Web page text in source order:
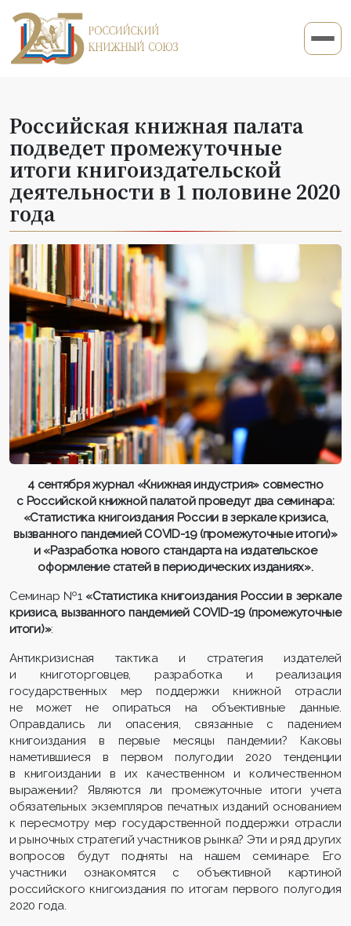
Российская книжная палата
подведет промежуточные
итоги книгоиздательской
деятельности в 1 половине 2020
года
4 сентября журнал «Книжная индустрия» совместно
с Российской книжной палатой проведут два семинара:
«Статистика книгоиздания России в зеркале кризиса,
вызванного пандемией COVID-19 (промежуточные итоги)»
и «Разработка нового стандарта на издательское
оформление статей в периодических изданиях».
Семинар №1 «Статистика книгоиздания России в зеркале
кризиса, вызванного пандемией COVID-19 (промежуточные
итоги)»:
Антикризисная тактика и стратегия издателей
и книготорговцев, разработка и реализация
государственных мер поддержки книжной отрасли
не может не опираться на объективные данные.
Оправдались ли опасения, связанные с падением
книгоиздания в первые месяцы пандемии? Каковы
наметившиеся в первом полугодии 2020 тенденции
в книгоиздании в их качественном и количественном
выражении? Являются ли промежуточные итоги учета
обязательных экземпляров печатных изданий основанием
к пересмотру мер государственной поддержки отрасли
и рыночных стратегий участников рынка? Эти и ряд других
вопросов будут подняты на нашем семинаре. Его
участники ознакомятся с объективной картиной
российского книгоиздания по итогам первого полугодия
2020 года.